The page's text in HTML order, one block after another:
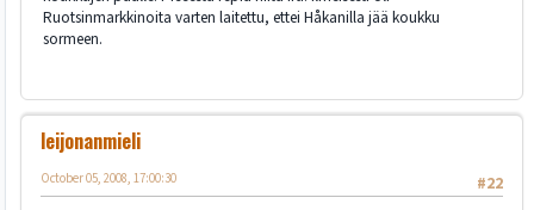
Ruotsinmarkkinoita varten laitettu, ettei Håkanilla jää koukku
sormeen.
leijonanmieli
#22
October 05, 2008, 17:00:30